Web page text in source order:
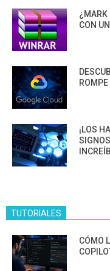
¿MARK
CON
¡LOS
TUTORIALES
CÓMO